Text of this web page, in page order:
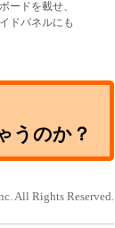
ードを載せ、
ドパネルにも
うのか？
All Rights Reserved.